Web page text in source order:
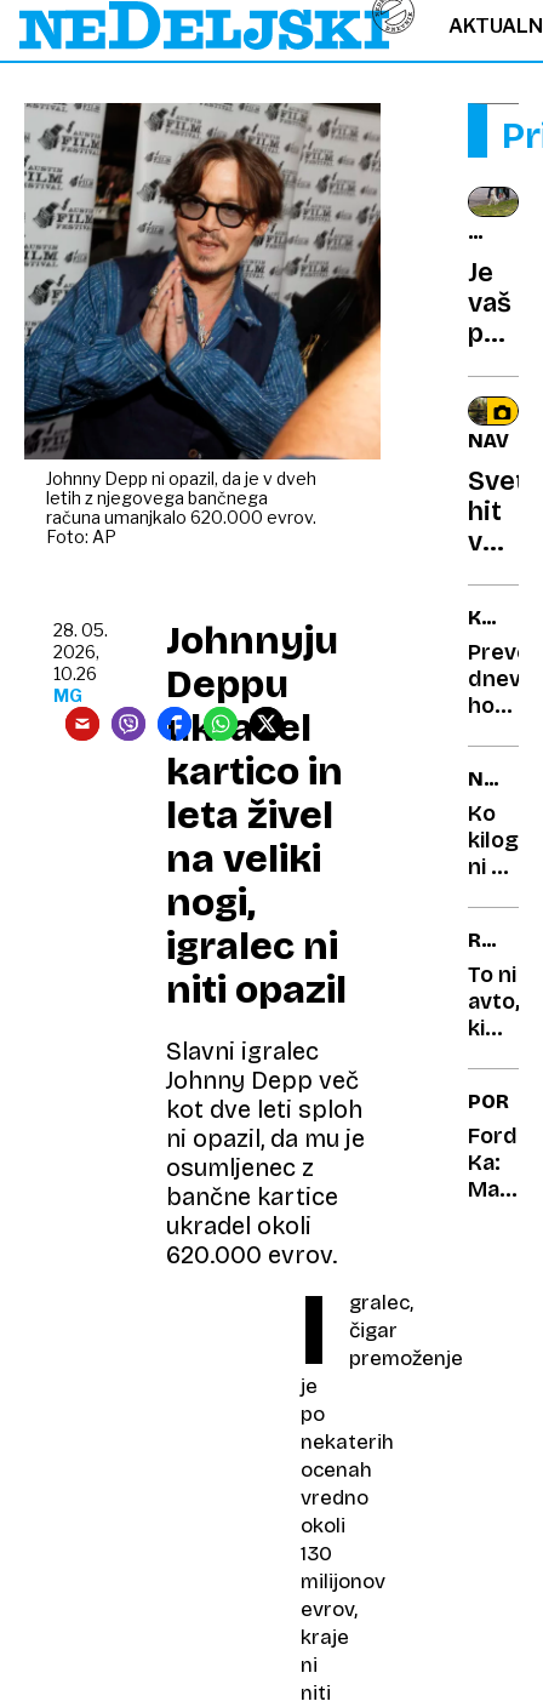
Johnny Depp ni opazil, da je v dveh
letih z njegovega bančnega
računa umanjkalo 620.000 evrov.
Foto: AP
Johnnyju
Deppu
ukradel
kartico in
leta živel
na veliki
nogi,
igralec ni
niti opazil
Slavni igralec
Johnny Depp več
kot dve leti sploh
ni opazil, da mu je
osumljenec z
bančne kartice
ukradel okoli
620.000 evrov.
28. 05.
2026,
10.26
MG
I
gralec,
čigar
premoženje
je
po
nekaterih
ocenah
vredno
okoli
130
milijonov
evrov,
kraje
ni
niti
HIŠNI
Je
vaš
pes
ali
so
razvili
hit
v
187
dolga
KAJ
NAS
ČAKA?
dnevni
in
na
ENOTE
Ko
ni bil
ki so
skoraj
CLIO
To ni
avto,
ki
vozila
dedek
in
babica
Ford
Ka:
Mali